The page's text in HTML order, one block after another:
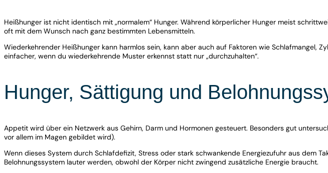
Heißhunger ist nicht identisch mit „normalem“ Hunger. Während körperlicher Hunger meist
oft mit dem Wunsch nach ganz bestimmten Lebensmitteln.
Wiederkehrender Heißhunger kann harmlos sein, kann aber auch auf Faktoren wie Schlafmangel,
einfacher, wenn du wiederkehrende Muster erkennst statt nur „durchzuhalten“.
Hunger, Sättigung und
Appetit wird über ein Netzwerk aus Gehirn, Darm und Hormonen gesteuert. Besonders gut
vor allem im Magen gebildet wird).
Wenn dieses System durch Schlafdefizit, Stress oder stark schwankende Energiezufuhr aus dem
Belohnungssystem lauter werden, obwohl der Körper nicht zwingend zusätzliche Energie braucht.